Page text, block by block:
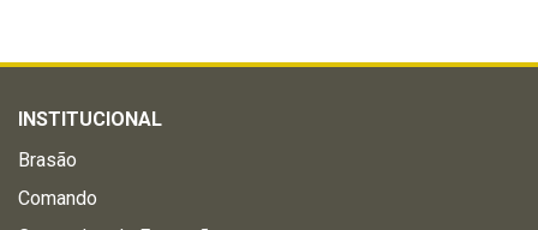
INSTITUCIONAL
Brasão
Comando